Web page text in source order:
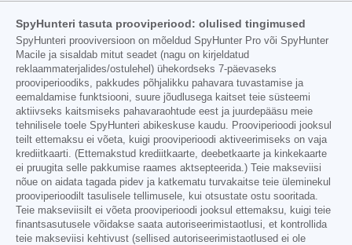
SpyHunteri tasuta prooviperiood: olulised tingimused
SpyHunteri prooviversioon on mõeldud SpyHunter Pro või SpyHunter
Macile ja sisaldab mitut seadet (nagu on kirjeldatud
reklaammaterjalides/ostulehel) ühekordseks 7-päevaseks
prooviperioodiks, pakkudes põhjalikku pahavara tuvastamise ja
eemaldamise funktsiooni, suure jõudlusega kaitset teie süsteemi
aktiivseks kaitsmiseks pahavaraohtude eest ja juurdepääsu meie
tehnilisele toele SpyHunteri abikeskuse kaudu. Prooviperioodi jooksul
teilt ettemaksu ei võeta, kuigi prooviperioodi aktiveerimiseks on vaja
krediitkaarti. (Ettemakstud krediitkaarte, deebetkaarte ja kinkekaarte
ei pruugita selle pakkumise raames aktsepteerida.) Teie makseviisi
nõue on aidata tagada pidev ja katkematu turvakaitse teie üleminekul
prooviperioodilt tasulisele tellimusele, kui otsustate ostu sooritada.
Teie makseviisilt ei võeta prooviperioodi jooksul ettemaksu, kuigi teie
finantsasutusele võidakse saata autoriseerimistaotlusi, et kontrollida
teie makseviisi kehtivust (sellised autoriseerimistaotlused ei ole